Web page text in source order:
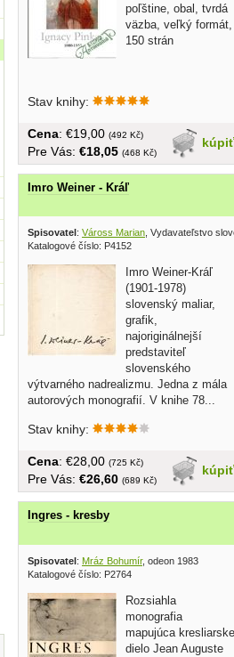
poľštine, obal, tvrdá
väzba, veľký formát,
150 strán
Stav knihy:
kúpiť
Cena: €19,00 (492 Kč)
Pre Vás: €18,05 (468 Kč)
Imro Weiner - Kráľ
Spisovatel : Váross Marian, Vydavateľstvo
Katalogové číslo: P4152
Imro Weiner-Kráľ
(1901-1978)
slovenský maliar,
grafik,
najoriginálnejší
predstaviteľ
slovenského
výtvarného nadrealizmu. Jedna z mála
autorových monografií. V knihe 78...
Stav knihy:
kúpiť
Cena: €28,00 (725 Kč)
Pre Vás: €26,60 (689 Kč)
Ingres - kresby
Spisovatel: Mráz Bohumír, odeon 1983
Katalogové číslo: P2764
Rozsiahla
monografia
mapujúca kresliarske
dielo Jean Auguste